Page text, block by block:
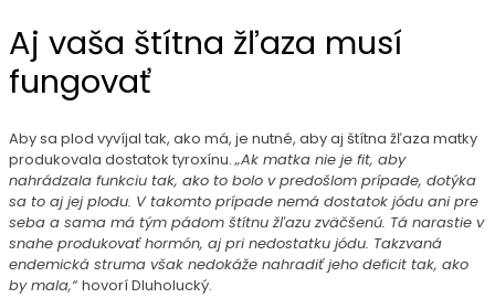
Aj vaša štítna žľaza musí
fungovať
Aby sa plod vyvíjal tak, ako má, je nutné, aby aj štítna žľaza matky
produkovala dostatok tyroxínu.„Ak matka nie je fit, aby
nahrádzala funkciu tak, ako to bolo v predošlom prípade, dotýka
sa to aj jej plodu. V takomto prípade nemá dostatok jódu ani pre
seba a sama má tým pádom štítnu žľazu zväčšenú. Tá narastie v
snahe produkovať hormón, aj pri nedostatku jódu. Takzvaná
endemická struma však nedokáže nahradiť jeho deficit tak, ako
by mala,“ hovorí Dluholucký.